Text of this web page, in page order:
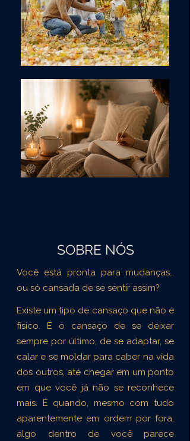
SOBRE NÓS
Você está pronta para mudanças…
ou só cansada de se sentir assim?
Existe um tipo de cansaço que não é
físico. É o cansaço de se deixar
sempre por último, de se adaptar, se
calar e se moldar para caber na vida
dos outros, até chegar em um ponto
em que você já não se reconhece
mais. É quando, mesmo com tudo
aparentemente em ordem por fora,
algo dentro de você parece